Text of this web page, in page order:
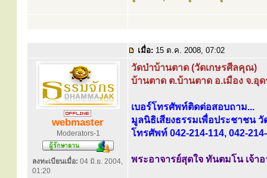
เมื่อ: 15 ต.ค. 2008, 07:02
webmaster
Moderators-1
ลงทะเบียนเมื่อ: 04 มิ.ย. 2004,
01:20
วัดป่าบ้านตาด (วัดเกษรศีลคุณ)
บ้านตาด ต.บ้านตาด อ.เมือง จ.อุ
เบอร์โทรศัพท์ติดต่อสอบถาม...
มูลนิธิเสียงธรรมเพื่อประชาชน
โทรศัพท์ 042-214-114, 042-
พระอาจารย์สุดใจ ทันตมโน เจ้า